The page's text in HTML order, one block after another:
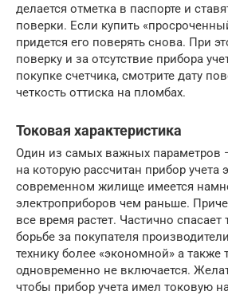
делается отметка в паспорте и
поверки. Если купить
придется его поверять снова. При
поверку и за отсутствие прибора
покупке счетчика, смотрите дату
четкость оттиска на пломбах.
Токовая характеристика
Один из самых важных параметров
на которую рассчитан прибор учета
современном жилище имеется
электроприборов чем раньше.
все время растет. Частично спасает
борьбе за покупателя
технику более «экономной» а также
одновременно не включается.
чтобы прибор учета имел токовую